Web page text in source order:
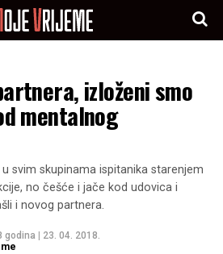
izloženi smo
mentalnog
svim skupinama ispitanika starenjem
no češće i jače kod udovica i
i novog partnera.
godina
23. 04. 2018.